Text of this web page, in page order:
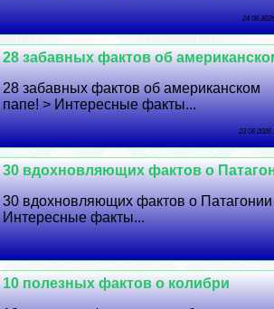
24 06
28 забавных фактов об
28 забавных фактов об американском
папе! > Интересные факты...
23 06 2026
30 вдохновляющих фактов о
30 вдохновляющих фактов о Патагонии
Интересные факты...
10 полезных фактов о колибри